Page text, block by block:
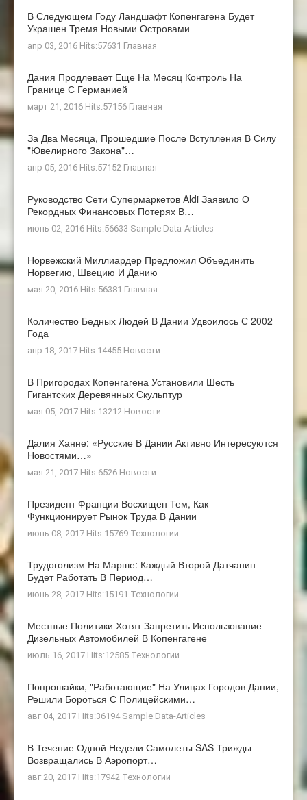
В Следующем Году Ландшафт Копенгагена Будет
Украшен Тремя Новыми Островами
апр 03, 2016 Hits:57631 Главная
Дания Продлевает Еще На Месяц Контроль На
Границе С Германией
март 21, 2016 Hits:57156 Главная
За Два Месяца, Прошедшие После Вступления В Силу
"ювелирного Закона"…
апр 05, 2016 Hits:57152 Главная
Руководство Сети Супермаркетов Aldi Заявило О
Рекордных Финансовых Потерях В…
июнь 02, 2016 Hits:56633 Sample Data-Articles
Норвежский Миллиардер Предложил Объединить
Норвегию, Швецию И Данию
мая 20, 2016 Hits:56381 Главная
Количество Бедных Людей В Дании Удвоилось С 2002
Года
апр 18, 2017 Hits:14455 Новости
В Пригородах Копенгагена Установили Шесть
Гигантских Деревянных Скульптур
мая 05, 2017 Hits:13212 Новости
Далия Ханне: «Русские В Дании Активно Интересуются
Новостями…»
мая 21, 2017 Hits:6526 Новости
Президент Франции Восхищен Тем, Как
Функционирует Рынок Труда В Дании
июнь 08, 2017 Hits:15769 Технологии
Трудоголизм На Марше: Каждый Второй Датчанин
Будет Работать В Период…
июнь 28, 2017 Hits:15191 Технологии
Местные Политики Хотят Запретить Использование
Дизельных Автомобилей В Копенгагене
июль 16, 2017 Hits:12585 Технологии
Попрошайки, "работающие" На Улицах Городов Дании,
Решили Бороться С Полицейскими…
авг 04, 2017 Hits:36194 Sample Data-Articles
В Течение Одной Недели Самолеты SAS Трижды
Возвращались В Аэропорт…
авг 20, 2017 Hits:17942 Технологии